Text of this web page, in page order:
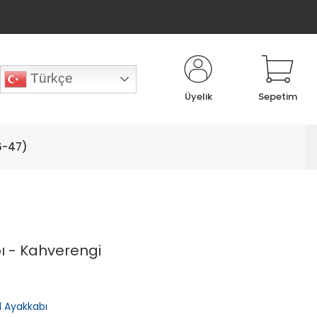
Türkçe
Üyelik Sepetim
47)
- Kahverengi